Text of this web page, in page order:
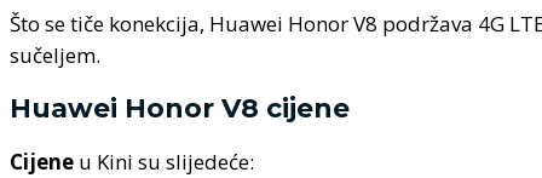
Što se tiče konekcija, Huawei Honor V8 podržava 4G
sučeljem.
Huawei Honor V8 cijene
Cijene u Kini su slijedeće: